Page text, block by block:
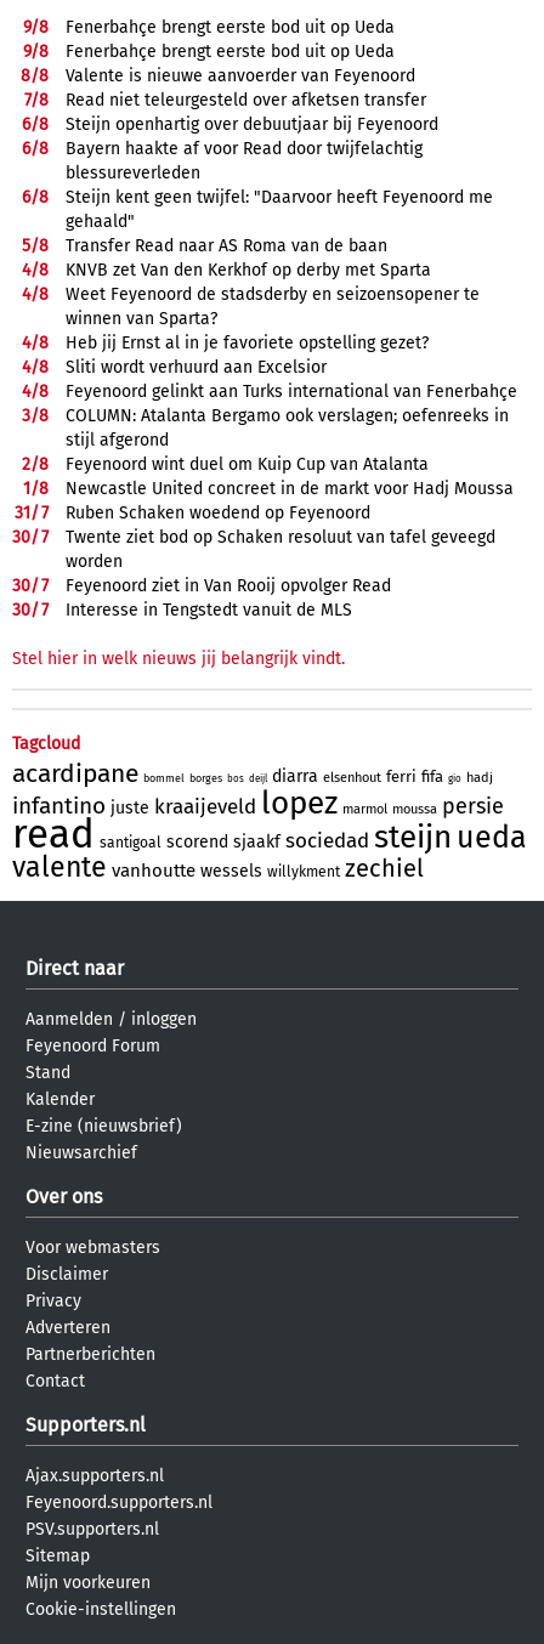
9/8
Fenerbahçe brengt eerste bod uit op Ueda
9/8
Fenerbahçe brengt eerste bod uit op Ueda
8/8
Valente is nieuwe aanvoerder van Feyenoord
7/8
Read niet teleurgesteld over afketsen transfer
6/8
Steijn openhartig over debuutjaar bij Feyenoord
6/8
Bayern haakte af voor Read door twijfelachtig
blessureverleden
6/8
Steijn kent geen twijfel: "Daarvoor heeft Feyenoord me
gehaald"
5/8
Transfer Read naar AS Roma van de baan
4/8
KNVB zet Van den Kerkhof op derby met Sparta
4/8
Weet Feyenoord de stadsderby en seizoensopener te
winnen van Sparta?
4/8
Heb jij Ernst al in je favoriete opstelling gezet?
4/8
Sliti wordt verhuurd aan Excelsior
4/8
Feyenoord gelinkt aan Turks international van Fenerbahçe
3/8
COLUMN: Atalanta Bergamo ook verslagen; oefenreeks in
stijl afgerond
2/8
Feyenoord wint duel om Kuip Cup van Atalanta
1/8
Newcastle United concreet in de markt voor Hadj Moussa
31/7
Ruben Schaken woedend op Feyenoord
30/7
Twente ziet bod op Schaken resoluut van tafel geveegd
worden
30/7
Feyenoord ziet in Van Rooij opvolger Read
30/7 Interesse in Tengstedt vanuit de MLS
Stel hier in welk nieuws jij belangrijk vindt.
Tagcloud
acardipane bommel borges bos deijl diarra elsenhout ferri fifa gio hadj
infantino juste kraaijeveld lopez marmol moussa persie
read santigoal scorend sjaakf sociedad steijn ueda
valente vanhoutte wessels willykment zechiel
Direct naar
Aanmelden / inloggen
Feyenoord Forum
Stand
Kalender
E-zine (nieuwsbrief)
Nieuwsarchief
Over ons
Voor webmasters
Disclaimer
Privacy
Adverteren
Partnerberichten
Contact
Supporters.nl
Ajax.supporters.nl
Feyenoord.supporters.nl
PSV.supporters.nl
Sitemap
Mijn voorkeuren
Cookie-instellingen